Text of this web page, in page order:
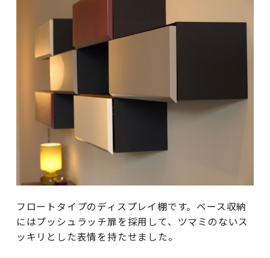
フロートタイプのディスプレイ棚です。ベース収納
にはプッシュラッチ扉を採用して、ツマミのないス
ッキリとした表情を持たせました。